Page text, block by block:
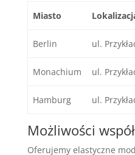
Miasto
Berlin ul.
Monachium ul.
Hamburg ul.
Możliwości
Oferujemy elastyczne